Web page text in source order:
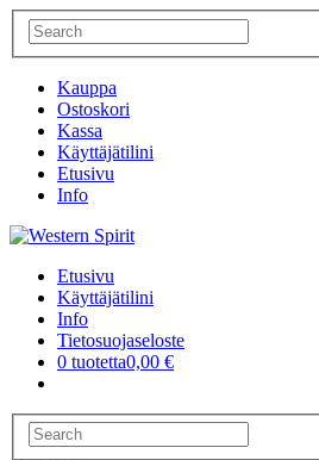
Kauppa
Ostoskori
Kassa
Käyttäjätilini
Etusivu
Info
Etusivu
Käyttäjätilini
Info
Tietosuojaseloste
0 tuotetta0,00 €